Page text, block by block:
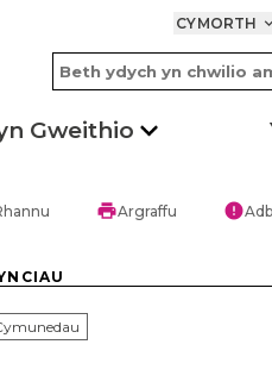
CYMORTH keyboard_arrow_down
Gweithio
printArgraffu error